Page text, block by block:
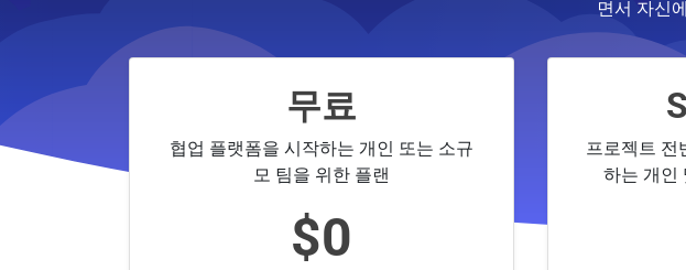
면서 자신
Slingshot 가격 계획
무료
협업 플랫폼을 시작하는 개인 또는 소규
모 팀을 위한 플랜
$0
프로젝트 전
하는 개인